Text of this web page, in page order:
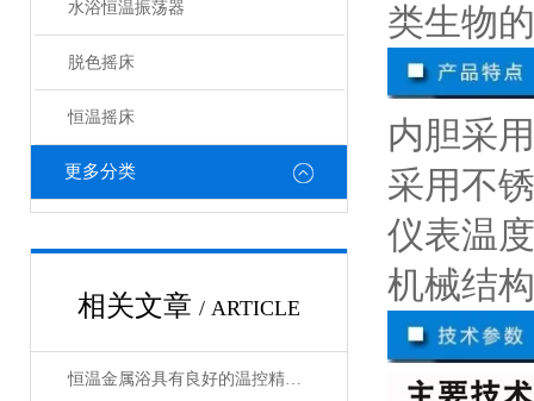
水浴恒温振荡器
脱色摇床
恒温摇床
更多分类
相关文章 / ARTICLE
恒温金属浴具有良好的温控精度和均匀性
类生物
内胆采
采用不
仪表温
机械结